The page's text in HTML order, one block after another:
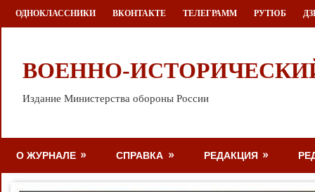
Перейти
к
ОДНОКЛАССНИКИ ВКОНТАКТЕ ТЕЛЕГРАММ РУТЮБ
ВОЕННО-
Издание Министерства обороны России
О ЖУРНАЛЕ СПРАВКА РЕДАКЦИЯ